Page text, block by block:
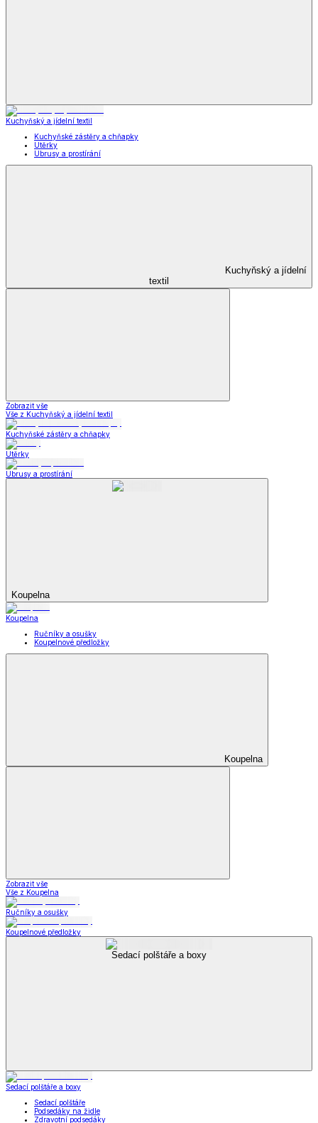
Kuchyňský a jídelní textil
Kuchyňské zástěry a chňapky
Utěrky
Ubrusy a prostírání
Kuchyňský a jídelní
textil
Zobrazit vše
Vše z Kuchyňský a jídelní textil
Kuchyňské zástěry a chňapky
Utěrky
Ubrusy a prostírání
Koupelna
Koupelna
Ručníky a osušky
Koupelnové předložky
Koupelna
Zobrazit vše
Vše z Koupelna
Ručníky a osušky
Koupelnové předložky
Sedací polštáře a boxy
Sedací polštáře a boxy
Sedací polštáře
Podsedáky na židle
Zdravotní podsedáky